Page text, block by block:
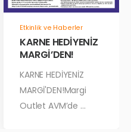
Etkinlik ve Haberler
KARNE HEDİYENİZ
MARGİ’DEN!
KARNE HEDİYENİZ
MARGİ'DEN!Margi
Outlet AVM’de ...